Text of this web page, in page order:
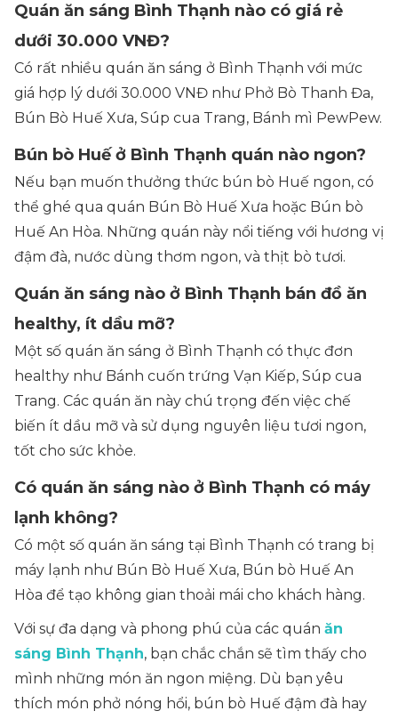
Quán ăn sáng Bình Thạnh nào có giá rẻ
dưới 30.000 VNĐ?
Có rất nhiều quán ăn sáng ở Bình Thạnh với mức
giá hợp lý dưới 30.000 VNĐ như Phở Bò Thanh Đa,
Bún Bò Huế Xưa, Súp cua Trang, Bánh mì PewPew.
Bún bò Huế ở Bình Thạnh quán nào ngon?
Nếu bạn muốn thưởng thức bún bò Huế ngon, có
thể ghé qua quán Bún Bò Huế Xưa hoặc Bún bò
Huế An Hòa. Những quán này nổi tiếng với hương vị
đậm đà, nước dùng thơm ngon, và thịt bò tươi.
Quán ăn sáng nào ở Bình Thạnh bán đồ ăn
healthy, ít dầu mỡ?
Một số quán ăn sáng ở Bình Thạnh có thực đơn
healthy như Bánh cuốn trứng Vạn Kiếp, Súp cua
Trang. Các quán ăn này chú trọng đến việc chế
biến ít dầu mỡ và sử dụng nguyên liệu tươi ngon,
tốt cho sức khỏe.
Có quán ăn sáng nào ở Bình Thạnh có máy
lạnh không?
Có một số quán ăn sáng tại Bình Thạnh có trang bị
máy lạnh như Bún Bò Huế Xưa, Bún bò Huế An
Hòa để tạo không gian thoải mái cho khách hàng.
Với sự đa dạng và phong phú của các quán ăn
sáng Bình Thạnh, bạn chắc chắn sẽ tìm thấy cho
mình những món ăn ngon miệng. Dù bạn yêu
thích món phở nóng hổi, bún bò Huế đậm đà hay